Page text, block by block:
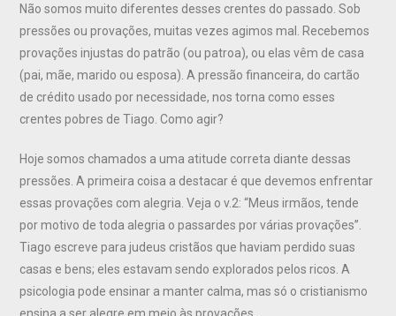
Não somos muito diferentes desses crentes do passado. Sob
pressões ou provações, muitas vezes agimos mal. Recebemos
provações injustas do patrão (ou patroa), ou elas vêm de casa
(pai, mãe, marido ou esposa). A pressão financeira, do cartão
de crédito usado por necessidade, nos torna como esses
crentes pobres de Tiago. Como agir?
Hoje somos chamados a uma atitude correta diante dessas
pressões. A primeira coisa a destacar é que devemos enfrentar
essas provações com alegria. Veja o v.2: “Meus irmãos, tende
por motivo de toda alegria o passardes por várias provações”.
Tiago escreve para judeus cristãos que haviam perdido suas
casas e bens; eles estavam sendo explorados pelos ricos. A
psicologia pode ensinar a manter calma, mas só o cristianismo
ensina a ser alegre em meio às provações.